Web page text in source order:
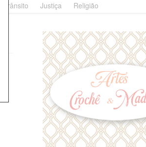
Trânsito Justiça Religião